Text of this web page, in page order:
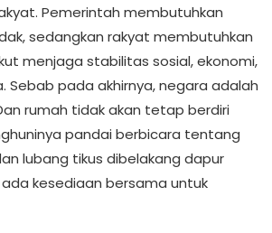
Pemerintah membutuhkan
sedangkan rakyat membutuhkan
menjaga stabilitas sosial, ekonomi,
Sebab pada akhirnya, negara adalah
rumah tidak akan tetap berdiri
pandai berbicara tentang
lubang tikus dibelakang dapur
kesediaan bersama untuk